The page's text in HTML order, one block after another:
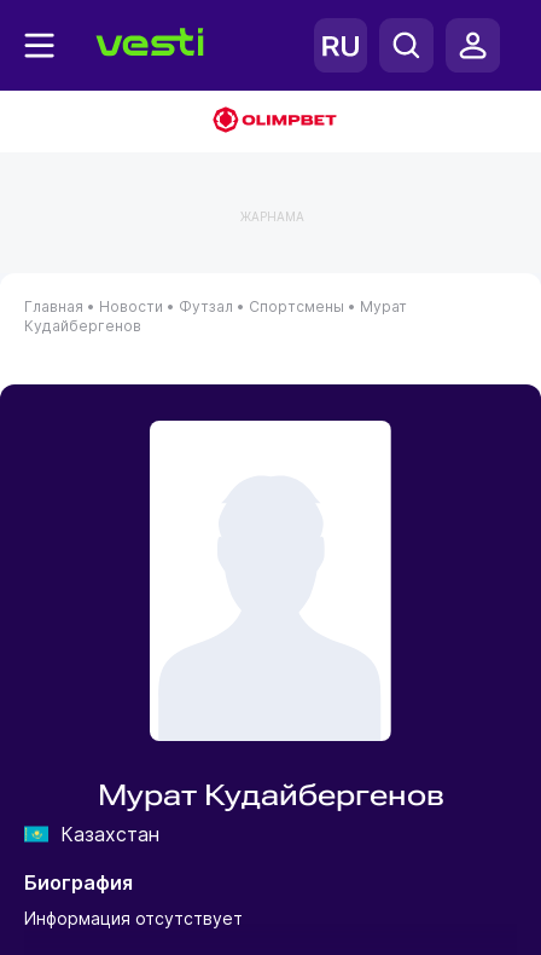
ЖАРНАМА
Главная • Новости • Футзал • Спортсмены • Мурат
Кудайбергенов
Мурат Кудайбергенов
Казахстан
Биография
Информация отсутствует